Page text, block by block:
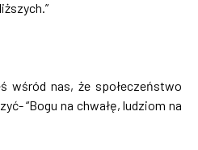
wśród nas, że społeczeństwo
“Bogu na chwałę, ludziom na